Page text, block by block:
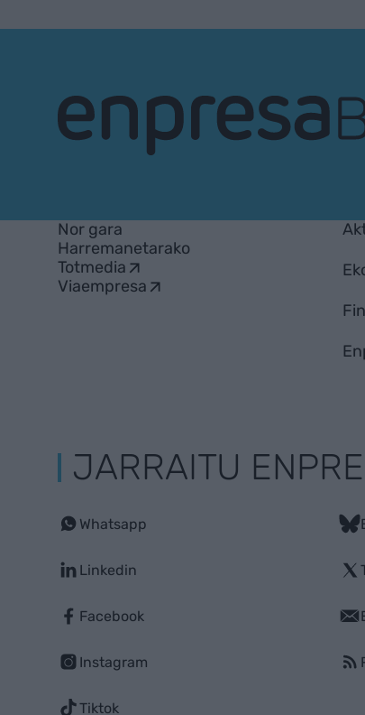
Nor gara
Harremanetarako
Totmedia
Viaempresa
JARRAITU
Whatsapp
Linkedin
Facebook
Instagram
Tiktok